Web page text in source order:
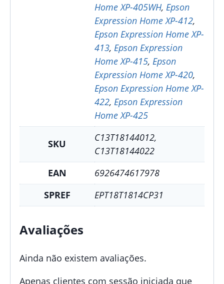
Home XP-405WH, Epson
Expression Home XP-412,
Epson Expression Home XP-
413, Epson Expression
Home XP-415, Epson
Expression Home XP-420,
Epson Expression Home XP-
422, Epson Expression
Home XP-425
SKU
C13T18144012,
C13T18144022
EAN
6926474617978
SPREF
EPT18T1814CP31
Avaliações
Ainda não existem avaliações.
Apenas clientes com sessão iniciada que